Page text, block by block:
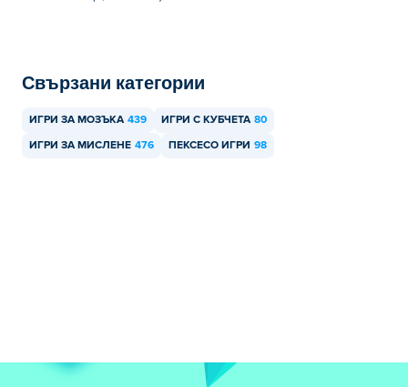
Свързани категории
ИГРИ ЗА МОЗЪКА 439 ИГРИ С КУБЧЕТА 80
ИГРИ ЗА МИСЛЕНЕ 476 ПЕКСЕСО ИГРИ 98